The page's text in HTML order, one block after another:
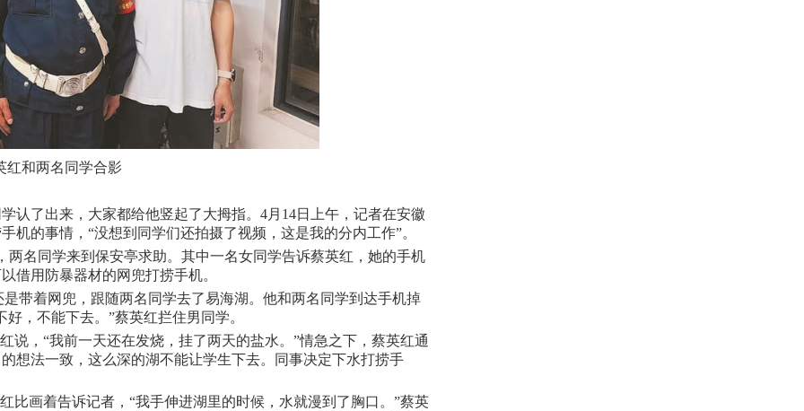
红和两名同学合影
了出来，大家都给他竖起了大拇指。4月14日上午，记者在安徽
机的事情，“没想到同学们还拍摄了视频，这是我的分内工作”。
同学来到保安亭求助。其中一名女同学告诉蔡英红，她的手机
借用防暴器材的网兜打捞手机。
着网兜，跟随两名同学去了易海湖。他和两名同学到达手机掉
，不能下去。”蔡英红拦住男同学。
，“我前一天还在发烧，挂了两天的盐水。”情急之下，蔡英红通
想法一致，这么深的湖不能让学生下去。同事决定下水打捞手
画着告诉记者，“我手伸进湖里的时候，水就漫到了胸口。”蔡英